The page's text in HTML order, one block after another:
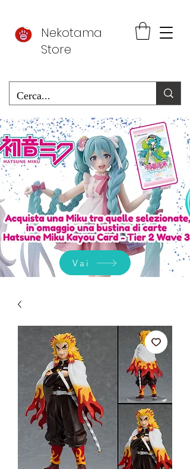
Nekotama
Store
Vai